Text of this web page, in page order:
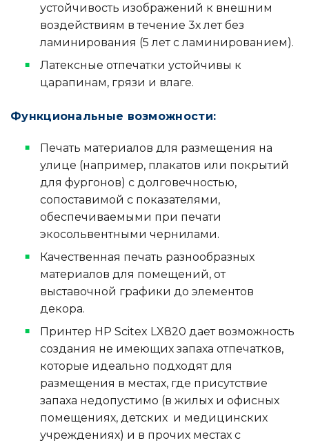
устойчивость изображений к внешним
воздействиям в течение 3х лет без
ламинирования (5 лет с ламинированием).
Латексные отпечатки устойчивы к
царапинам, грязи и влаге.
Функциональные возможности:
Печать материалов для размещения на
улице (например, плакатов или покрытий
для фургонов) с долговечностью,
сопоставимой с показателями,
обеспечиваемыми при печати
экосольвентными чернилами.
Качественная печать разнообразных
материалов для помещений, от
выставочной графики до элементов
декора.
Принтер HP Scitex LX820 дает возможность
создания не имеющих запаха отпечатков,
которые идеально подходят для
размещения в местах, где присутствие
запаха недопустимо (в жилых и офисных
помещениях, детских и медицинских
учреждениях) и в прочих местах с